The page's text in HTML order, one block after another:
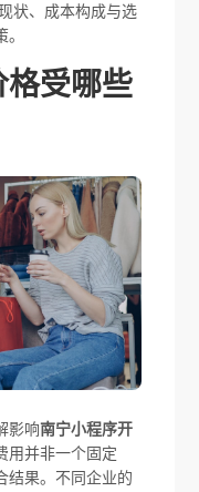
状、成本构成与选
格受哪些
影响南宁小程序开
用并非一个固定
结果。不同企业的